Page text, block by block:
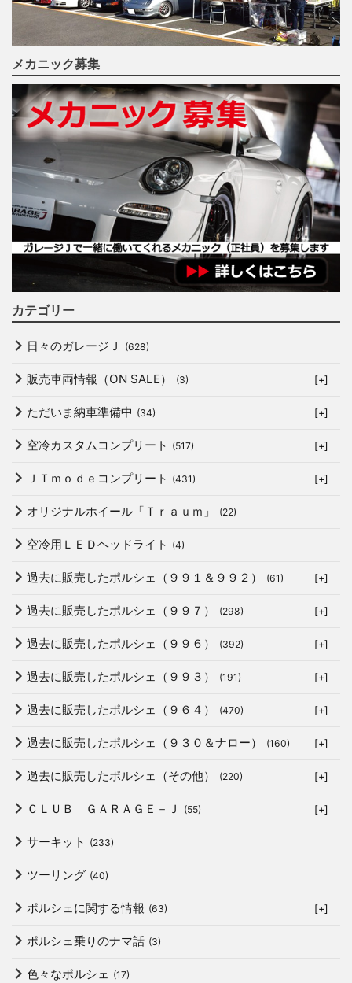
メカニック募集
カテゴリー
日々のガレージＪ (628)
販売車両情報（ON SALE） (3) [+]
ただいま納車準備中 (34) [+]
空冷カスタムコンプリート (517) [+]
ＪＴｍｏｄｅコンプリート (431) [+]
オリジナルホイール「Ｔｒａｕｍ」 (22)
空冷用ＬＥＤヘッドライト (4)
過去に販売したポルシェ（９９１＆９９２） (61) [+]
過去に販売したポルシェ（９９７） (298) [+]
過去に販売したポルシェ（９９６） (392) [+]
過去に販売したポルシェ（９９３） (191) [+]
過去に販売したポルシェ（９６４） (470) [+]
過去に販売したポルシェ（９３０＆ナロー） (160) [+]
過去に販売したポルシェ（その他） (220) [+]
ＣＬＵＢ ＧＡＲＡＧＥ－Ｊ (55) [+]
サーキット (233)
ツーリング (40)
ポルシェに関する情報 (63) [+]
ポルシェ乗りのナマ話 (3)
色々なポルシェ (17)